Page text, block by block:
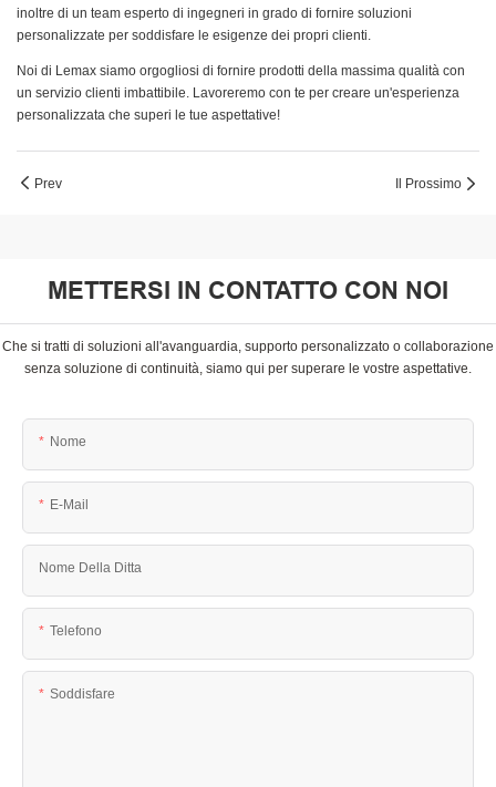
inoltre di un team esperto di ingegneri in grado di fornire soluzioni
personalizzate per soddisfare le esigenze dei propri clienti.
Noi di Lemax siamo orgogliosi di fornire prodotti della massima qualità con
un servizio clienti imbattibile. Lavoreremo con te per creare un'esperienza
personalizzata che superi le tue aspettative!
Prev Il Prossimo
METTERSI IN CONTATTO CON NOI
Che si tratti di soluzioni all'avanguardia, supporto personalizzato o collaborazione
senza soluzione di continuità, siamo qui per superare le vostre aspettative.
Nome
E-Mail
Nome Della Ditta
Telefono
Soddisfare